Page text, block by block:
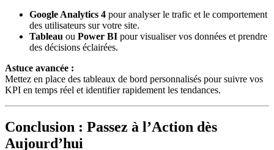
Google Analytics 4 pour analyser le trafic et le comportement
des utilisateurs sur votre site.
Tableau ou Power BI pour visualiser vos données et prendre
des décisions éclairées.
Astuce avancée :
Mettez en place des tableaux de bord personnalisés pour suivre vos
KPI en temps réel et identifier rapidement les tendances.
Conclusion : Passez à l’Action dès
Aujourd’hui